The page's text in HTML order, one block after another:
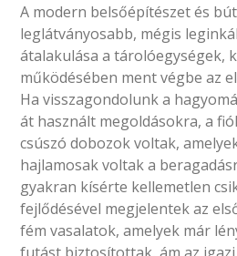
A modern belsőépítészet és
leglátványosabb, mégis
átalakulása a tárolóegységek,
működésében ment végbe az
Ha visszagondolunk a
át használt megoldásokra, a
csúszó dobozok voltak,
hajlamosak voltak a
gyakran kísérte kellemetlen
fejlődésével megjelentek az
fém vasalatok, amelyek már